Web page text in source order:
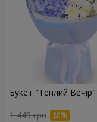
Букет "Теплий Вечір"
1 449 грн